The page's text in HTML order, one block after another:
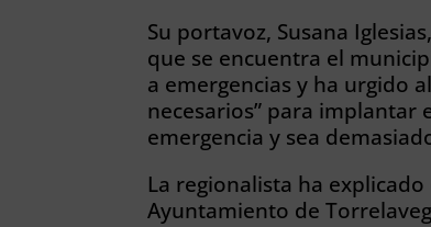
Su portavoz, Susana
que se encuentra el
a emergencias y ha urgido
necesarios” para implantar
emergencia y sea
La regionalista ha
Ayuntamiento de